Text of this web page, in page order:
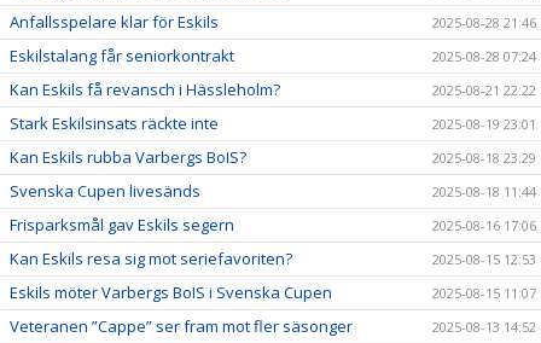
Anfallsspelare klar för Eskils 2025-08-28 21:46
Eskilstalang får seniorkontrakt 2025-08-28 07:24
Kan Eskils få revansch i Hässleholm? 2025-08-21 22:22
Stark Eskilsinsats räckte inte 2025-08-19 23:01
Kan Eskils rubba Varbergs BoIS? 2025-08-18 23:29
Svenska Cupen livesänds 2025-08-18 11:44
Frisparksmål gav Eskils segern 2025-08-16 17:06
Kan Eskils resa sig mot seriefavoriten? 2025-08-15 12:53
Eskils möter Varbergs BoIS i Svenska Cupen 2025-08-15 11:07
Veteranen ”Cappe” ser fram mot fler säsonger 2025-08-13 14:52